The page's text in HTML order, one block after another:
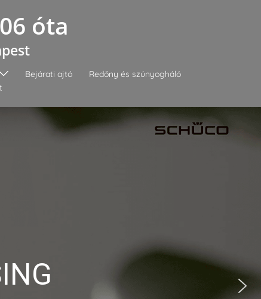
óta
Bejárati ajtó
Redőny és szúnyogháló